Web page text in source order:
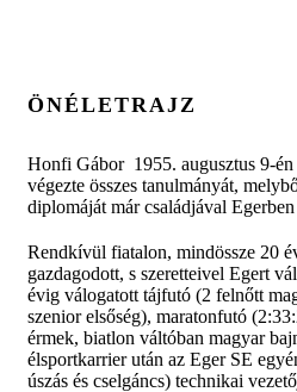
ÖNÉLETRAJZ
Honfi Gábor 1955. augusztus 9-én
végezte összes tanulmányát,
diplomáját már családjával
Rendkívül fiatalon, mindössze 20
gazdagodott, s szeretteivel Egert
évig válogatott tájfutó (2 felnőtt
szenior elsőség), maratonfutó
érmek, biatlon váltóban magyar
élsportkarrier után az Eger SE
úszás és cselgáncs) technikai